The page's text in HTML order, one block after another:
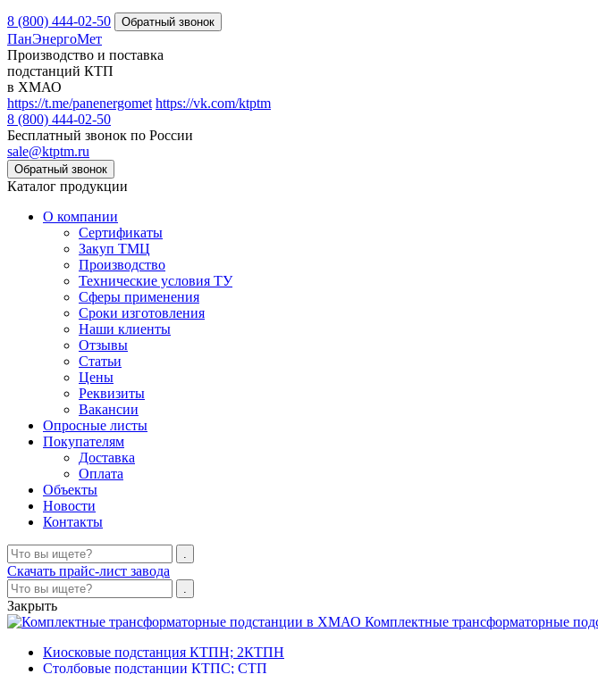
8 (800) 444-02-50
ПанЭнергоМет
Производство и поставка
подстанций КТП
в ХМАО
https://t.me/panenergomet https://vk.com/ktptm
8 (800) 444-02-50
Бесплатный звонок по России
sale@ktptm.ru
Каталог продукции
О компании
Сертификаты
Закуп ТМЦ
Производство
Технические условия ТУ
Сферы применения
Сроки изготовления
Наши клиенты
Отзывы
Статьи
Цены
Реквизиты
Вакансии
Опросные листы
Покупателям
Доставка
Оплата
Объекты
Новости
Контакты
Скачать прайс-лист завода
Закрыть
Комплектные трансформаторные
Киосковые подстанция КТПН; 2КТПН
Столбовые подстанции КТПС; СТП